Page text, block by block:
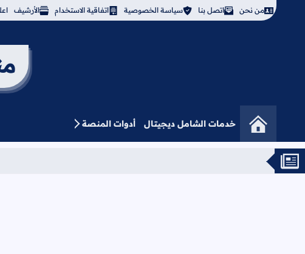
من نحن اتصل بنا سياسة الخصوصية اتفاقية الاستخدام الأرشيف
خدمات الشامل ديجيتال أدوات المنصة